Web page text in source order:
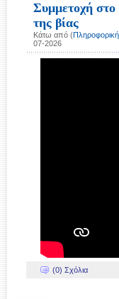
Συμμετοχή στο
της βίας
Κάτω από (
07-2026
(0) Σχόλια